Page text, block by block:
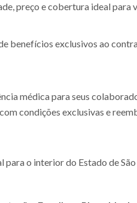
preço e cobertura ideal para
benefícios exclusivos ao
médica para seus
condições exclusivas e
para o interior do Estado de